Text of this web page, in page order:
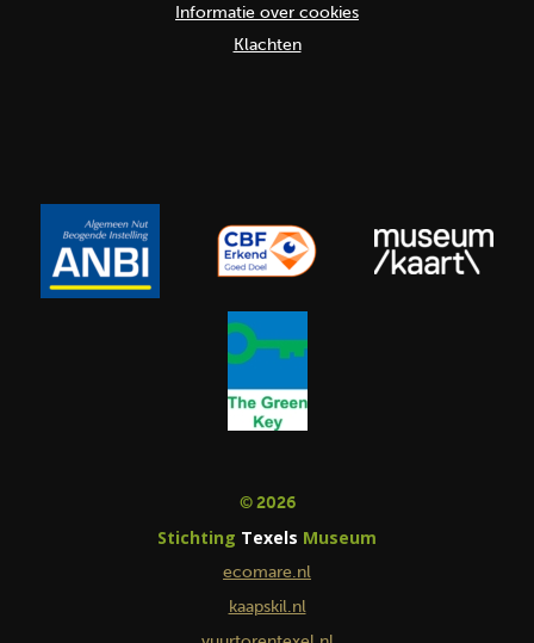
Informatie over cookies
Klachten
© 2026
Stichting Texels Museum
ecomare.nl
kaapskil.nl